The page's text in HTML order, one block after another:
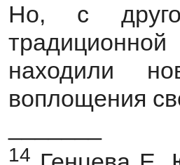
Но, с
находили
воплощения
14